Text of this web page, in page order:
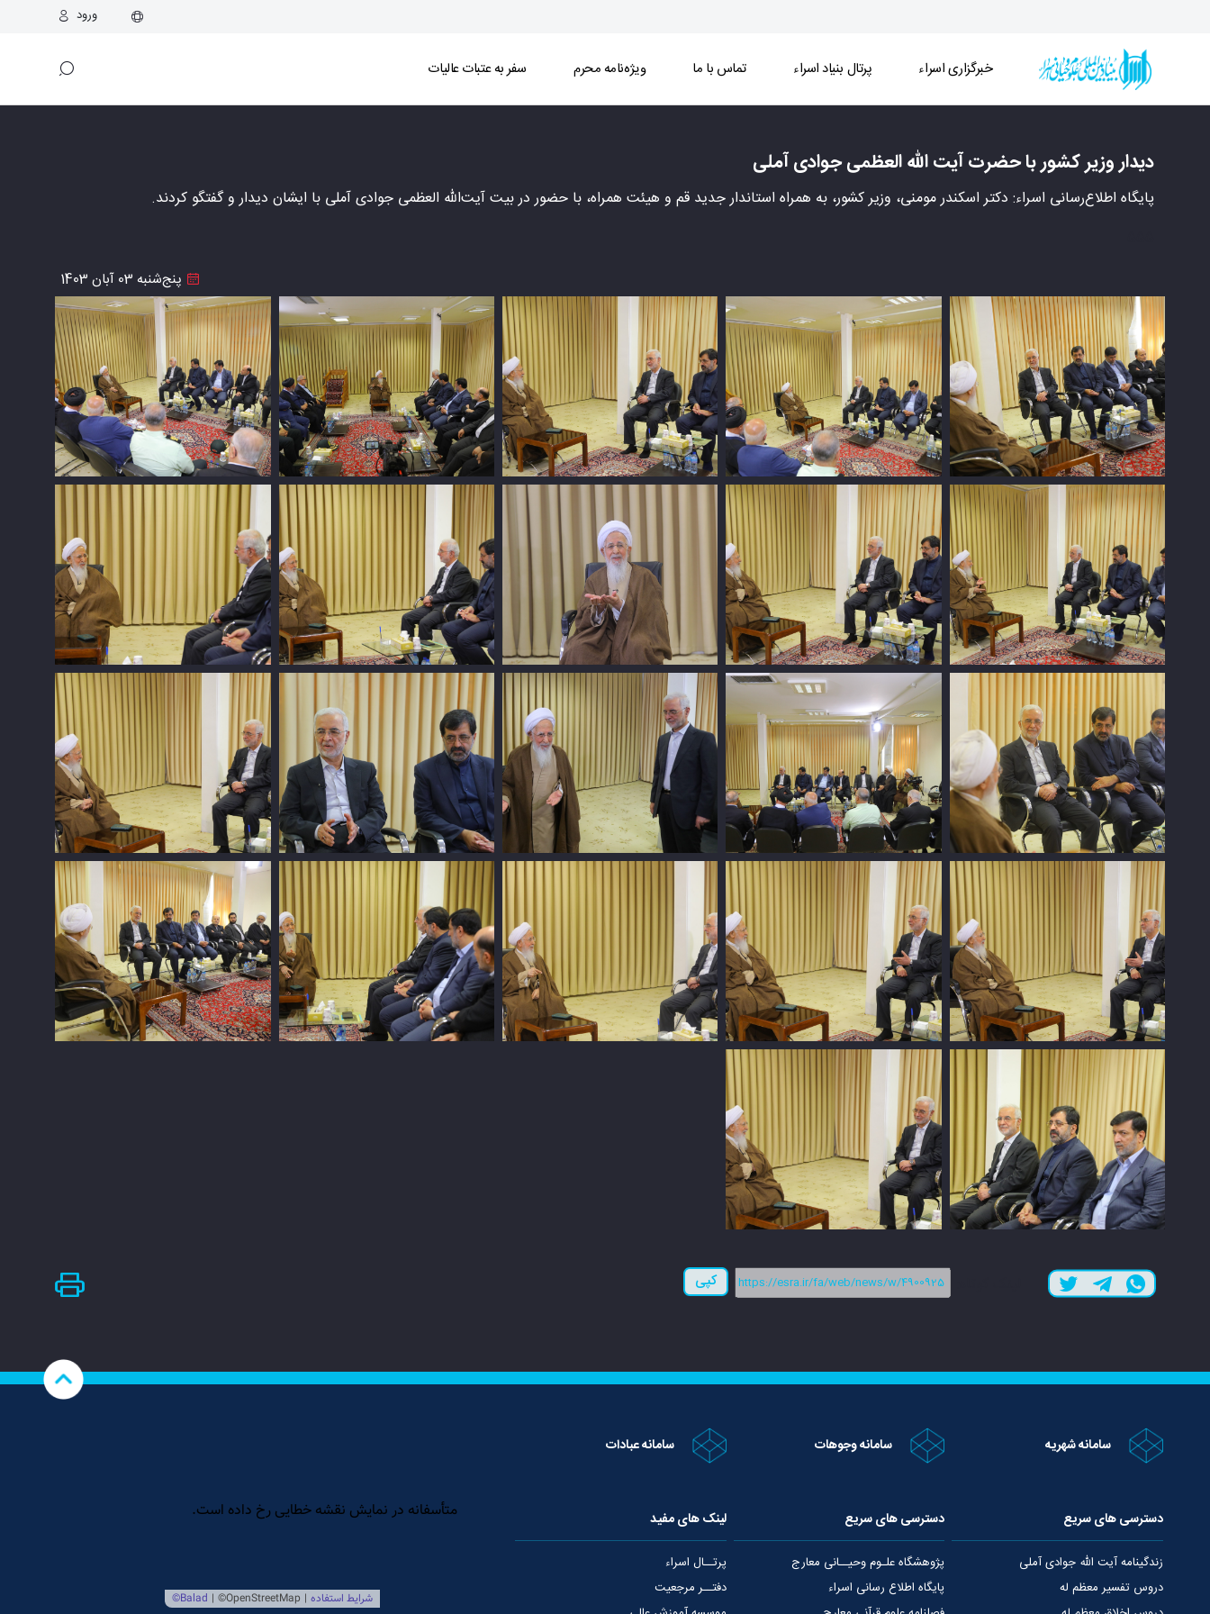
ورود
خبرگزاری اسراء پرتال بنیاد اسراء تماس با ما ویژه‌نامه محرم سفر به عتبات عالیات
دیدار وزیر کشور با حضرت آیت الله العظمی جوادی آملی
پایگاه اطلاع‌رسانی اسراء: دکتر اسکندر مومنی، وزیر کشور، به همراه استاندار جدید قم و هیئت همراه، با حضور در بیت آیت‌الله العظمی جوادی آملی با ایشان دیدار و گفتگو کردند.
پنج‌شنبه 03 آبان 1403
کپی
سامانه شهریه سامانه وجوهات سامانه عبادات
دسترسی های سریع
زندگینامه آیت الله جوادی آملی
دروس تفسیر معظم له
دسترسی های سریع
پژوهشگاه علـوم وحیــانی معارج
پایگاه اطلاع رسانی اسراء
لینک های مفید
پرتــال اسراء
دفتــر مرجعیت